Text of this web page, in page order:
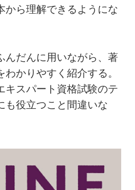
から理解できるようにな
んだんに用いながら、著
かりやすく紹介する。
キスパート資格試験のテ
も役立つこと間違いな